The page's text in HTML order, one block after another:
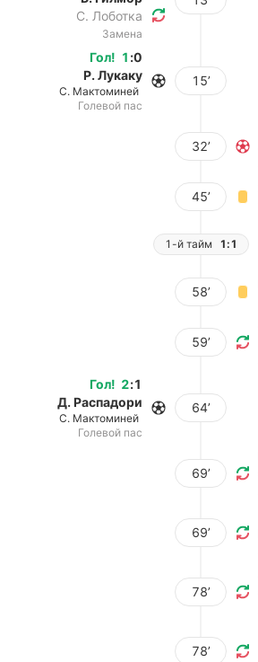
С. Лоботка
Замена
Гол! 1 :0
Р. Лукаку
С. Мактоминей
Голевой пас
15’
32’
45’
1-й тайм 1:1
58’
59’
Гол! 2:1
Д. Распадори
С. Мактоминей
Голевой пас
64’
69’
69’
78’
78’